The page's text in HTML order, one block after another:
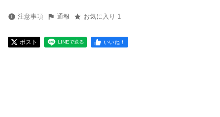
注意事項 通報 お気に入り 1
ポスト LINEで送る いいね！